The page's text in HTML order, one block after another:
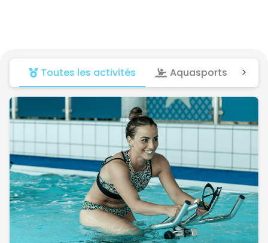
Toutes les activités Aquasports >